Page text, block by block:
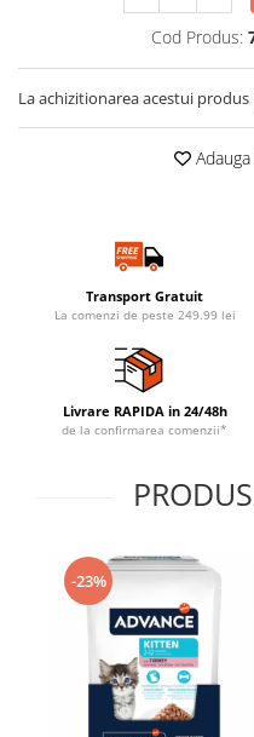
Cod Produs:
La achizitionarea acestui
Transport Gratuit
La comenzi de peste 249.99 lei
Livrare RAPIDA in 24/48h
de la confirmarea comenzii*
-23%